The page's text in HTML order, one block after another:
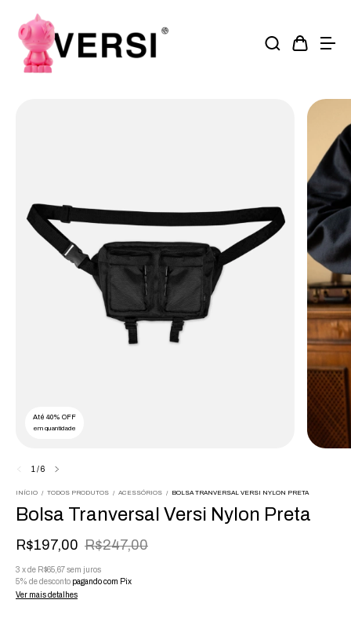
Até 40% OFF
em quantidade
1/6
INÍCIO / TODOS PRODUTOS / ACESSÓRIOS / BOLSA TRANVERSAL VERSI NYLON PRETA
Bolsa Tranversal Versi Nylon Preta
R$197,00 R$247,00
3 xde R$65,67sem juros
5% de desconto pagando com Pix
Ver mais detalhes